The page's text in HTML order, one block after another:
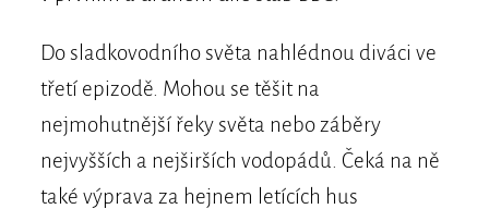
Do sladkovodního světa nahlédnou diváci ve
třetí epizodě. Mohou se těšit na
nejmohutnější řeky světa nebo záběry
nejvyšších a nejširších vodopádů. Čeká na ně
také výprava za hejnem letících hus